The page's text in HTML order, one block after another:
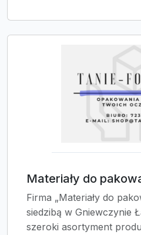
Materiały do
Firma „Materiały do
siedzibą w Gniewczynie
szeroki asortyment